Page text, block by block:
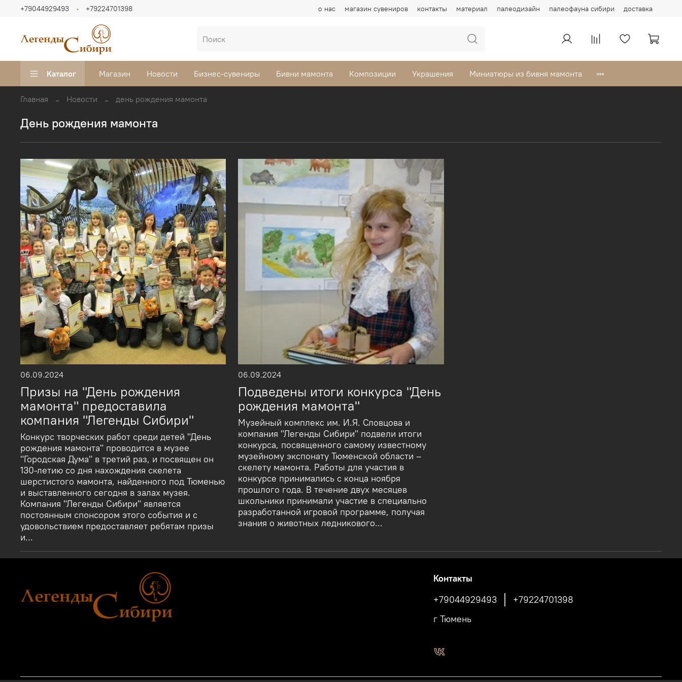
о нас магазин сувениров контакты материал палеодизайн палеофауна сибири доставка
+79044929493 +79224701398
Каталог Магазин Новости Бизнес-сувениры Бивни мамонта Композиции Украшения Миниатюры из бивня мамонта
Главная Новости день рождения мамонта
день рождения мамонта
06.09.2024
Призы на "День рождения
мамонта" предоставила
компания "Легенды Сибири"
Конкурс творческих работ среди детей "День
рождения мамонта" проводится в музее
"Городская Дума" в третий раз, и посвящен он
130-летию со дня нахождения скелета
шерстистого мамонта, найденного под Тюменью
и выставленного сегодня в залах музея.
Компания "Легенды Сибири" является
постоянным спонсором этого события и с
удовольствием предоставляет ребятам призы
и...
06.09.2024
Подведены итоги конкурса "День
рождения мамонта"
Музейный комплекс им. И.Я. Словцова и
компания "Легенды Сибири" подвели итоги
конкурса, посвященного самому известному
музейному экспонату Тюменской области –
скелету мамонта. Работы для участия в
конкурсе принимались с конца ноября
прошлого года. В течение двух месяцев
школьники принимали участие в специально
разработанной игровой программе, получая
знания о животных ледникового...
Контакты
+79044929493
+79224701398
г Тюмень